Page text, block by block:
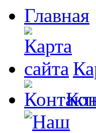
Главная